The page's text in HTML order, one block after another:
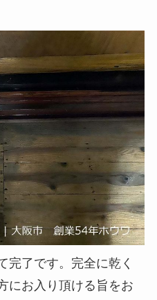
完了です。完全に乾く
にお入り頂ける旨をお